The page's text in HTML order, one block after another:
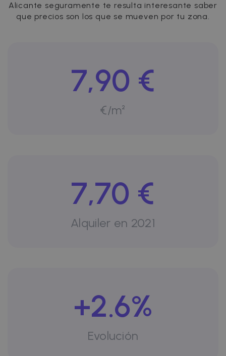
Alicante seguramente te resulta interesante saber
que precios son los que se mueven por tu zona.
7,90 €
€/m²
7,70 €
Alquiler en 2021
+2.6%
Evolución